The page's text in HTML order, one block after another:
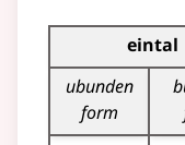
eintal
ubunden
form